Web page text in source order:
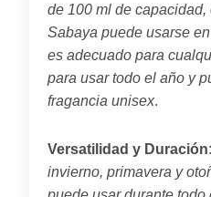
de 100 ml de capacidad,
Sabaya puede usarse
es adecuado para
para usar todo el año y
fragancia unisex.
Versatilidad y Duración:
invierno, primavera y